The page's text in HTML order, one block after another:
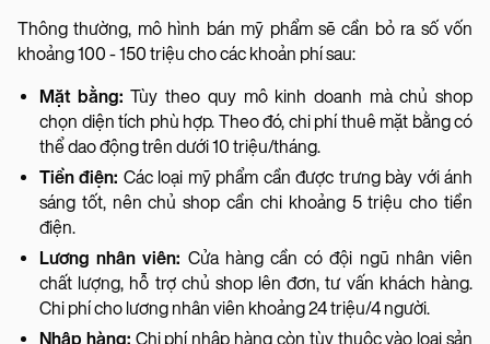
Thông thường, mô hình bán mỹ phẩm sẽ cần bỏ ra số vốn
khoảng 100 - 150 triệu cho các khoản phí sau:
Mặt bằng:Tùy theo quy mô kinh doanh mà chủ shop
chọn diện tích phù hợp. Theo đó, chi phí thuê mặt bằng có
thể dao động trên dưới 10 triệu/tháng.
Tiền điện: Các loại mỹ phẩm cần được trưng bày với ánh
sáng tốt, nên chủ shop cần chi khoảng 5 triệu cho tiền
điện.
Lương nhân viên: Cửa hàng cần có đội ngũ nhân viên
chất lượng, hỗ trợ chủ shop lên đơn, tư vấn khách hàng.
Chi phí cho lương nhân viên khoảng 24 triệu/4 người.
Nhập hàng: Chi phí nhập hàng còn tùy thuộc vào loại sản